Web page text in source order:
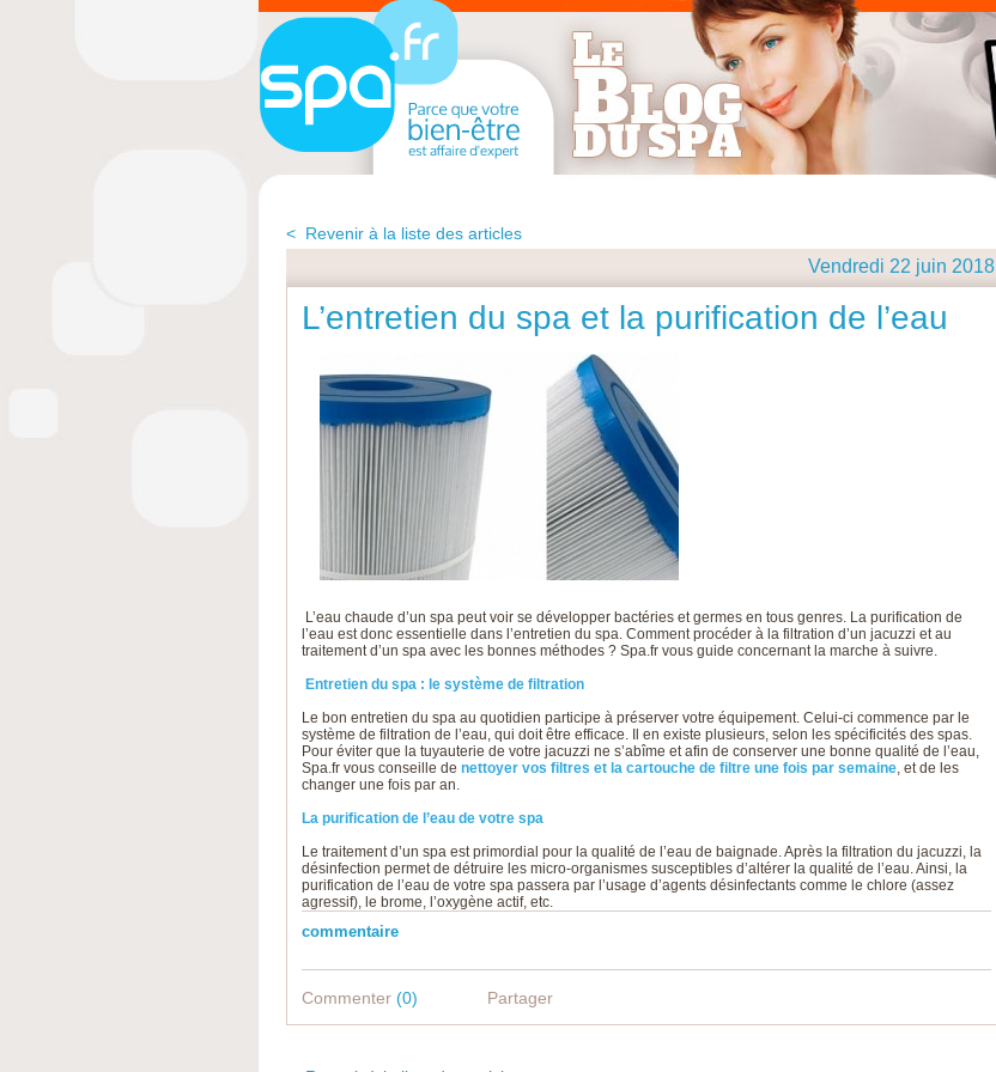
< Revenir à la liste des articles
Vendredi 22 juin 2018
L’entretien du spa et la purification de l’eau
L’eau chaude d’un spa peut voir se développer bactéries et germes en tous genres. La purification de
l’eau est donc essentielle dans l’entretien du spa. Comment procéder à la filtration d’un jacuzzi et au
traitement d’un spa avec les bonnes méthodes ? Spa.fr vous guide concernant la marche à suivre.
Entretien du spa : le système de filtration
Le bon entretien du spa au quotidien participe à préserver votre équipement. Celui-ci commence par le
système de filtration de l’eau, qui doit être efficace. Il en existe plusieurs, selon les spécificités des spas.
Pour éviter que la tuyauterie de votre jacuzzi ne s’abîme et afin de conserver une bonne qualité de l’eau,
Spa.fr vous conseille de nettoyer vos filtres et la cartouche de filtre une fois par semaine, et de les
changer une fois par an.
La purification de l’eau de votre spa
Le traitement d’un spa est primordial pour la qualité de l’eau de baignade. Après la filtration du jacuzzi, la
désinfection permet de détruire les micro-organismes susceptibles d’altérer la qualité de l’eau. Ainsi, la
purification de l’eau de votre spa passera par l’usage d’agents désinfectants comme le chlore (assez
agressif), le brome, l’oxygène actif, etc.
commentaire
Commenter (0) Partager